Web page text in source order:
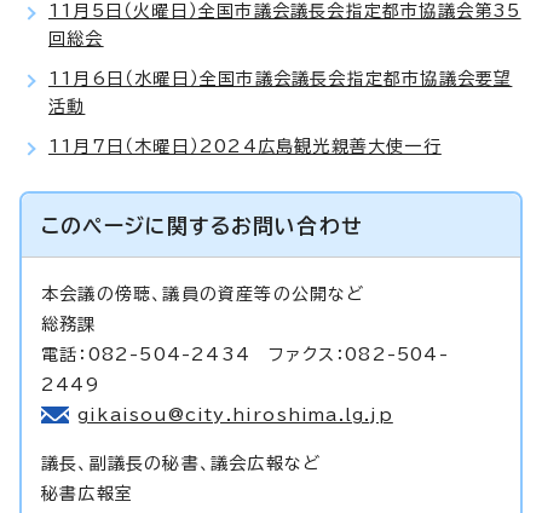
11月5日（火曜日）全国市議会議長会指定都市協議会第35
回総会
11月6日（水曜日）全国市議会議長会指定都市協議会要望
活動
11月7日（木曜日）2024広島観光親善大使一行
このページに関するお問い合わせ
本会議の傍聴、議員の資産等の公開など
総務課
電話：082-504-2434 ファクス：082-504-
2449
gikaisou@city.hiroshima.lg.jp
議長、副議長の秘書、議会広報など
秘書広報室